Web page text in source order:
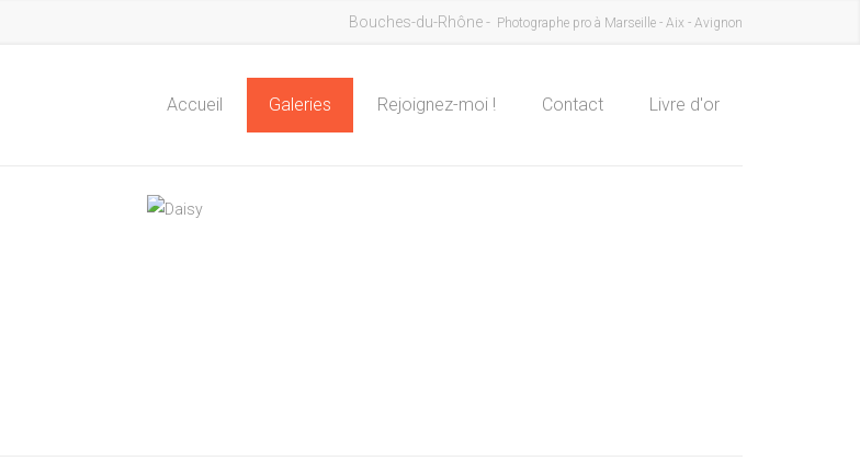
Bouches-du-Rhône - Photographe pro à Marseille - Aix - Avignon
Accueil Galeries Rejoignez-moi ! Contact Livre d'or